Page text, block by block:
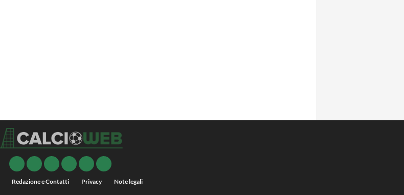
Redazione e Contatti Privacy Note legali